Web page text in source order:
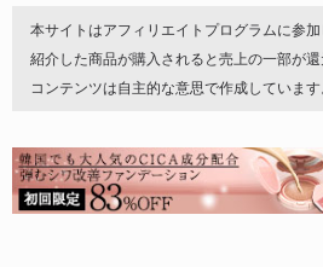
本サイトはアフィリエイトプログラムに参
紹介した商品が購入されると売上の一部が還
コンテンツは自主的な意思で作成しています